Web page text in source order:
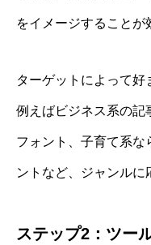
をイメージすることが
ターゲットによって好
例えばビジネス系の記
フォント、子育て系な
ントなど、ジャンルに
ステップ2：ツー